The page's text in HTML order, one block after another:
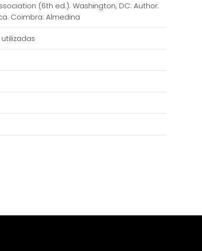
(6th ed.). Washington, DC: Author.
Coimbra: Almedina